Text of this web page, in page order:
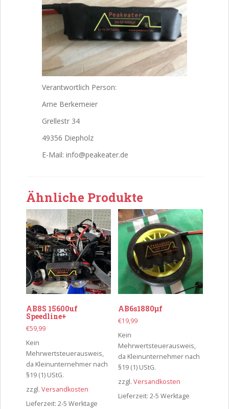
Verantwortlich Person:
Arne Berkemeier
Grellestr 34
49356 Diepholz
E-Mail: info@peakeater.de
Ähnliche Produkte
AB8S 15600uf
Speedline+
€59,99
Kein
Mehrwertsteuerausweis,
da Kleinunternehmer nach
§19 (1) UStG.
zzgl. Versandkosten
Lieferzeit: 2-5 Werktage
AB6s1880µf
€19,99
Kein
Mehrwertsteuerausweis,
da Kleinunternehmer nach
§19 (1) UStG.
zzgl. Versandkosten
Lieferzeit: 2-5 Werktage